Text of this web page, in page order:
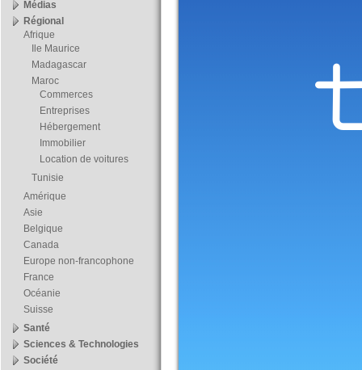
Médias
Régional
Afrique
Ile Maurice
Madagascar
Maroc
Commerces
Entreprises
Hébergement
Immobilier
Location de voitures
Tunisie
Amérique
Asie
Belgique
Canada
Europe non-francophone
France
Océanie
Suisse
Santé
Sciences & Technologies
Société